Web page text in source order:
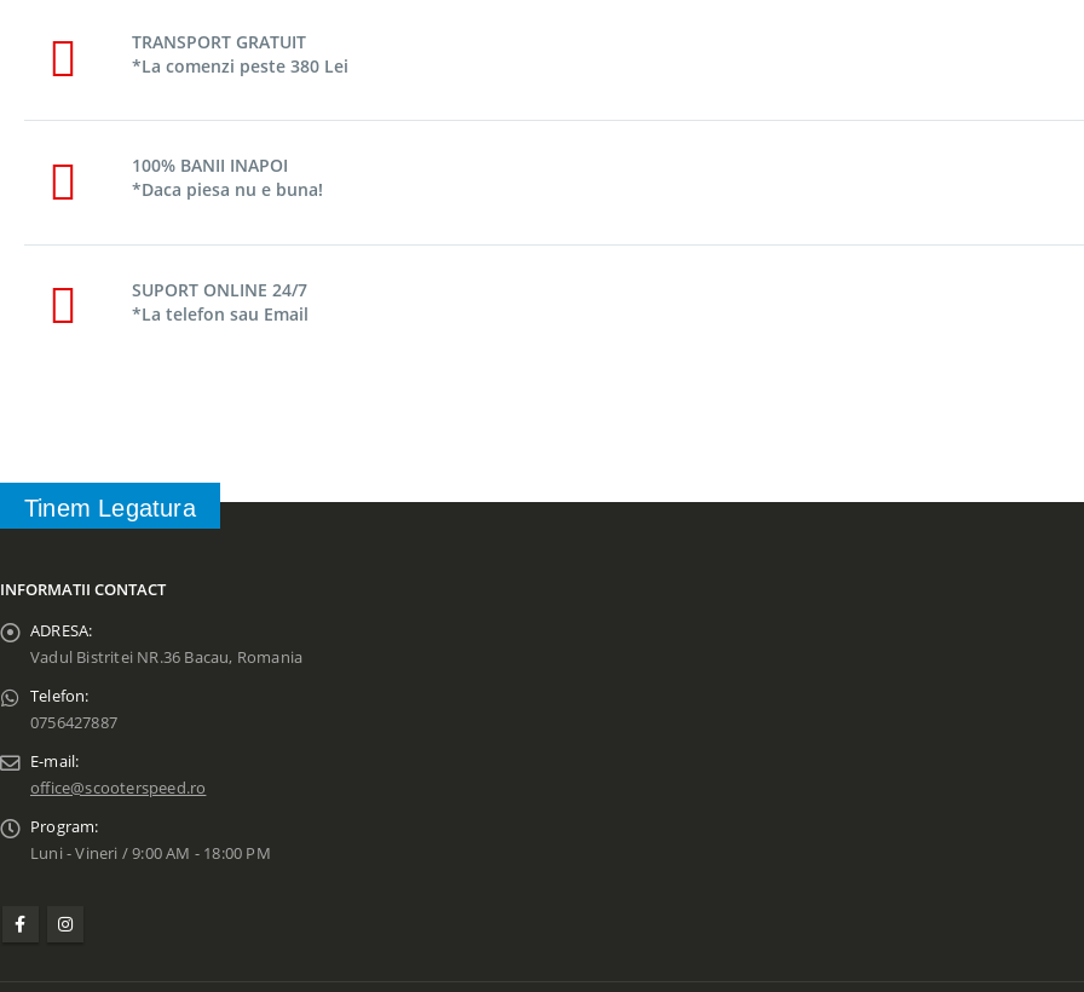
TRANSPORT GRATUIT
*La comenzi peste 380 Lei
100% BANII INAPOI
*Daca piesa nu e buna!
SUPORT ONLINE 24/7
*La telefon sau Email
Tinem Legatura
INFORMATII CONTACT
ADRESA:
Vadul Bistritei NR.36 Bacau, Romania
Telefon:
0756427887
E-mail:
office@scooterspeed.ro
Program:
Luni - Vineri / 9:00 AM - 18:00 PM